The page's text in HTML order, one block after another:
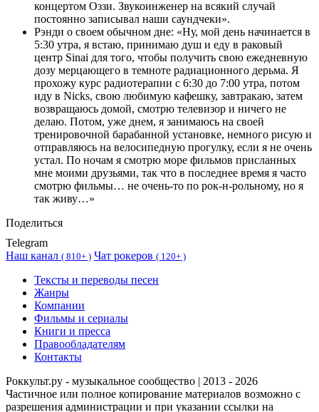
концертом Оззи. Звукоинженер на всякий случай
постоянно записывал наши саундчеки».
Рэнди о своем обычном дне: «Ну, мой день начинается в
5:30 утра, я встаю, принимаю душ и еду в раковый
центр Sinai для того, чтобы получить свою ежедневную
дозу мерцающего в темноте радиационного дерьма. Я
прохожу курс радиотерапии с 6:30 до 7:00 утра, потом
иду в Nicks, свою любимую кафешку, завтракаю, затем
возвращаюсь домой, смотрю телевизор и ничего не
делаю. Потом, уже днем, я занимаюсь на своей
тренировочной барабанной установке, немного рисую и
отправляюсь на велосипедную прогулку, если я не очень
устал. По ночам я смотрю море фильмов присланных
мне моими друзьями, так что в последнее время я часто
смотрю фильмы… не очень-то по рок-н-рольному, но я
так живу…»
Поделиться
Telegram
Наш канал ( 810+ ) Чат рокеров ( 120+ )
Тексты и переводы песен
Жанры
Компании
Фильмы и сериалы
Книги и пресса
Правообладателям
Контакты
Роккульт.ру - музыкальное сообщество | 2013 - 2026
Частичное или полное копирование материалов возможно с
разрешения администрации и при указании ссылки на